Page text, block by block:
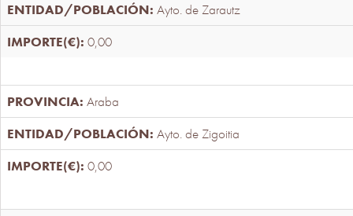
Ayto. de Zarautz
0,00
Araba
Ayto. de Zigoitia
0,00